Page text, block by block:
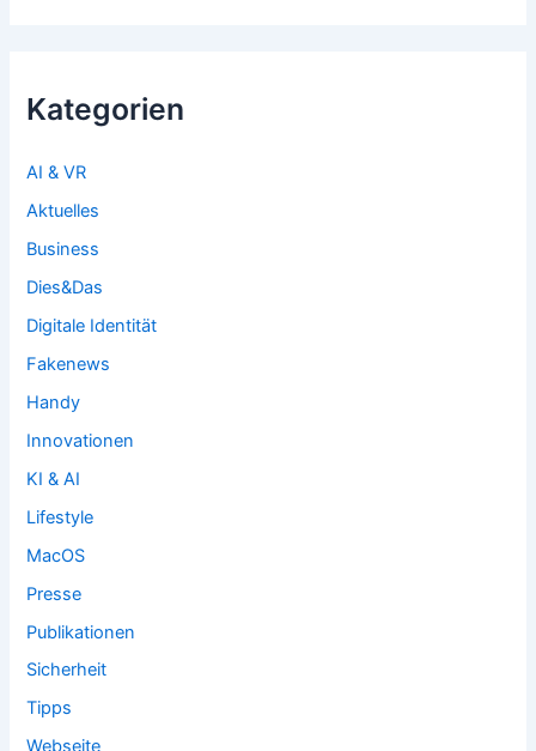
Kategorien
AI & VR
Aktuelles
Business
Dies&Das
Digitale Identität
Fakenews
Handy
Innovationen
KI & AI
Lifestyle
MacOS
Presse
Publikationen
Sicherheit
Tipps
Webseite